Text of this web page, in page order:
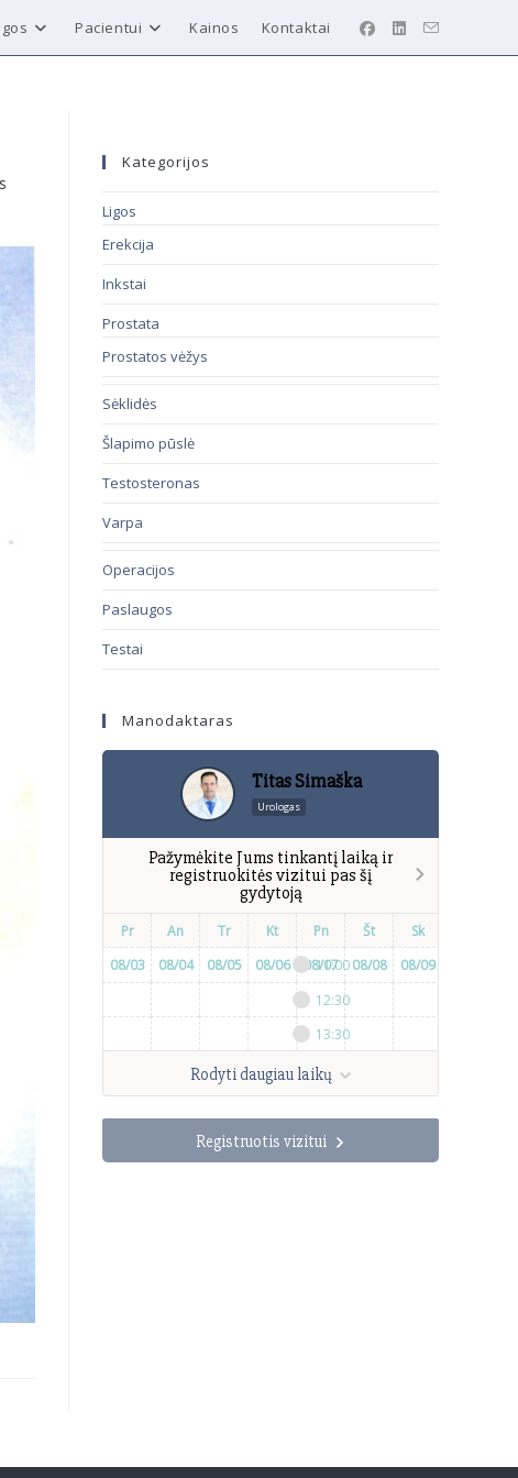
Pacientui Kainos Kontaktai
Kategorijos
Ligos
Erekcija
Inkstai
Prostata
Prostatos vėžys
Sėklidės
Šlapimo pūslė
Testosteronas
Varpa
Operacijos
Paslaugos
Testai
Manodaktaras
Titas Simaška
Urologas
Pažymėkite Jums tinkantį laiką ir
registruokitės vizitui pas šį
gydytoją
Pr
08/03
An
08/04
Tr
08/05
Kt
08/06
Pn
08/07
11:00
12:30
13:30
Št
08/08
Sk
08/09
Rodyti daugiau laikų
Registruotis vizitui